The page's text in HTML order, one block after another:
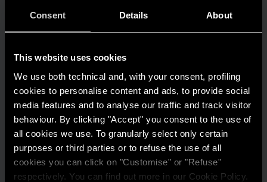
Consent Details About
This website uses cookies
We use both technical and, with your consent, profiling
cookies to personalise content and ads, to provide social
media features and to analyse our traffic and track visitor
behaviour. By clicking "Accept" you consent to the use of
all cookies we use. To granularly select only certain
purposes or third parties or to refuse the use of all
cookies you can click on "Customise" or "Refuse"
respectively. You can find out more in our Cookie Policy.